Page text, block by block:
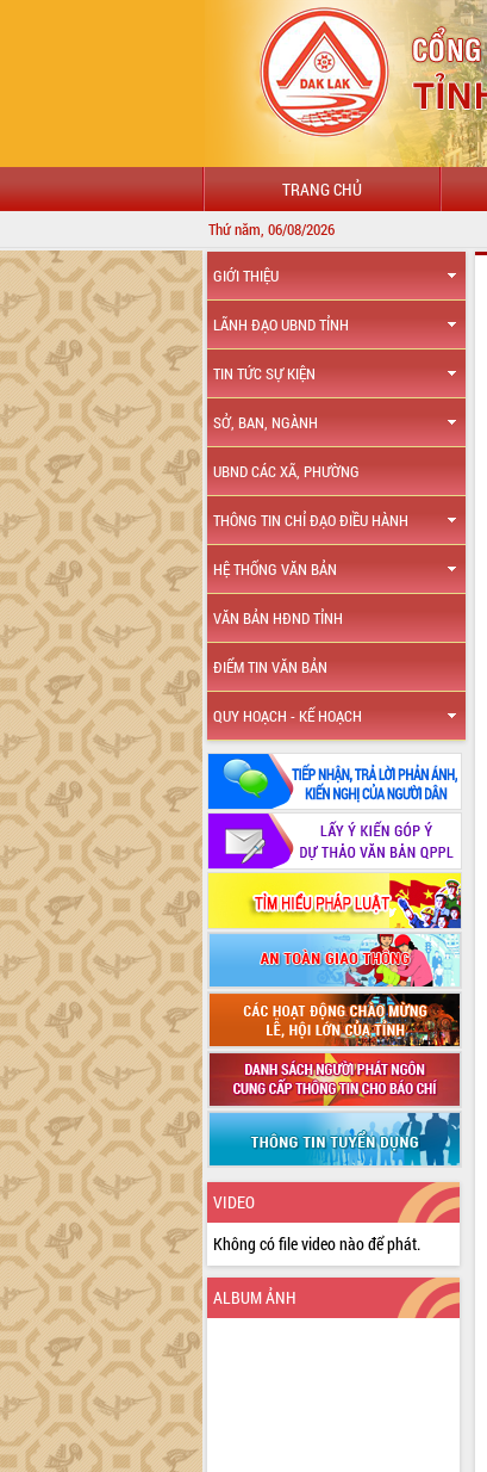
TRANG CHỦ
Thứ năm, 06/08/2026
GIỚI THIỆU
LÃNH ĐẠO UBND TỈNH
TIN TỨC SỰ KIỆN
SỞ, BAN, NGÀNH
UBND CÁC XÃ, PHƯỜNG
THÔNG TIN CHỈ ĐẠO ĐIỀU HÀNH
HỆ THỐNG VĂN BẢN
VĂN BẢN HĐND TỈNH
ĐIỂM TIN VĂN BẢN
QUY HOẠCH - KẾ HOẠCH
VIDEO
Không có file video nào để phát.
ALBUM ẢNH